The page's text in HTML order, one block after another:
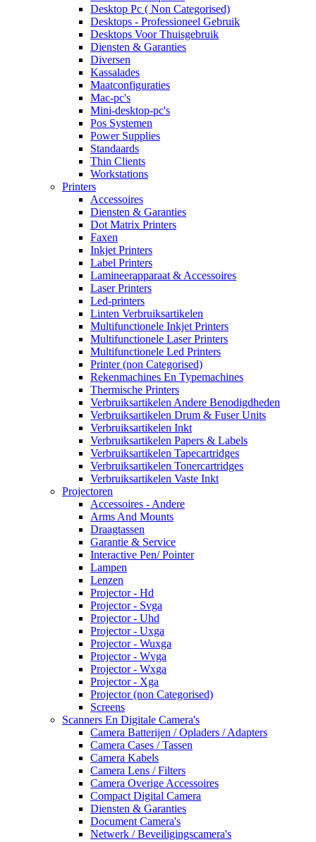
Desktop Pc ( Non Categorised)
Desktops - Professioneel Gebruik
Desktops Voor Thuisgebruik
Diensten & Garanties
Diversen
Kassalades
Maatconfiguraties
Mac-pc's
Mini-desktop-pc's
Pos Systemen
Power Supplies
Standaards
Thin Clients
Workstations
Printers
Accessoires
Diensten & Garanties
Dot Matrix Printers
Faxen
Inkjet Printers
Label Printers
Lamineerapparaat & Accessoires
Laser Printers
Led-printers
Linten Verbruiksartikelen
Multifunctionele Inkjet Printers
Multifunctionele Laser Printers
Multifunctionele Led Printers
Printer (non Categorised)
Rekenmachines En Typemachines
Thermische Printers
Verbruiksartikelen Andere Benodigdheden
Verbruiksartikelen Drum & Fuser Units
Verbruiksartikelen Inkt
Verbruiksartikelen Papers & Labels
Verbruiksartikelen Tapecartridges
Verbruiksartikelen Tonercartridges
Verbruiksartikelen Vaste Inkt
Projectoren
Accessoires - Andere
Arms And Mounts
Draagtassen
Garantie & Service
Interactive Pen/ Pointer
Lampen
Lenzen
Projector - Hd
Projector - Svga
Projector - Uhd
Projector - Uxga
Projector - Wuxga
Projector - Wvga
Projector - Wxga
Projector - Xga
Projector (non Categorised)
Screens
Scanners En Digitale Camera's
Camera Batterijen / Opladers / Adapters
Camera Cases / Tassen
Camera Kabels
Camera Lens / Filters
Camera Overige Accessoires
Compact Digital Camera
Diensten & Garanties
Document Camera's
Netwerk / Beveiligingscamera's